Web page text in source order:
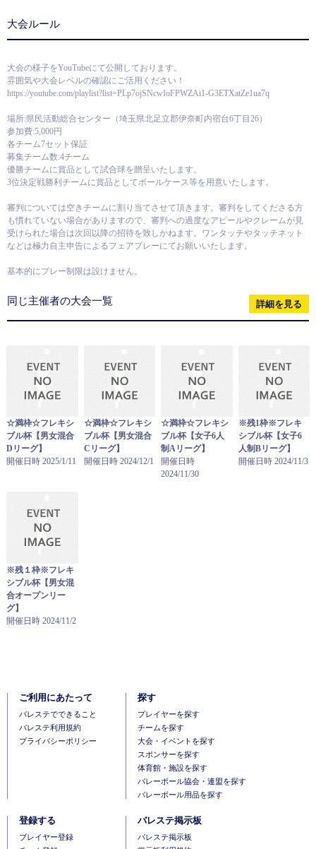
大会ルール
大会の様子をYouTubeにて公開しております。
雰囲気や大会レベルの確認にご活用ください！
https://youtube.com/playlist?list=PLp7ojSNcwIoFPWZAi1-G3ETXatZe1ua7q
場所:県民活動総合センター（埼玉県北足立郡伊奈町内宿台6丁目26）
参加費:5,000円
各チーム7セット保証
募集チーム数:4チーム
優勝チームに賞品として試合球を贈呈いたします。
3位決定戦勝利チームに賞品としてボールケース等を用意いたします。
審判については空きチームに割り当てさせて頂きます。審判をしてくださる方
も慣れていない場合がありますので、審判への過度なアピールやクレームが見
受けられた場合は次回以降の招待を致しかねます。ワンタッチやタッチネット
などは極力自主申告によるフェアプレーにてお願いいたします。
基本的にプレー制限は設けません。
同じ主催者の大会一覧 詳細を見る
☆満枠☆フレキシ
ブル杯【男女混合
Dリーグ】
開催日時 2025/1/11
☆満枠☆フレキシ
ブル杯【男女混合
Cリーグ】
開催日時 2024/12/1
☆満枠☆フレキシ
ブル杯【女子6人
制Aリーグ】
開催日時
2024/11/30
※残1枠※フレキ
シブル杯【女子6
人制Bリーグ】
開催日時 2024/11/3
※残１枠※フレキ
シブル杯【男女混
合オープンリー
グ】
開催日時 2024/11/2
ご利用にあたって
バレステでできること
バレステ利用規約
プライバシーポリシー
探す
プレイヤーを探す
チームを探す
大会・イベントを探す
スポンサーを探す
体育館・施設を探す
バレーボール協会・連盟を探す
バレーボール用品を探す
登録する
ブレイヤー登録
バレステ掲示板
バレステ掲示板